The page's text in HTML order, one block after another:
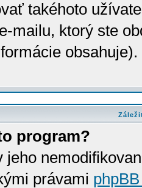
takéhoto
mailu, ktorý ste
program?
jeho
právami